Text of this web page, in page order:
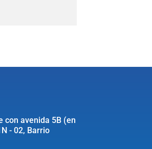
con avenida 5B (en
- 02, Barrio